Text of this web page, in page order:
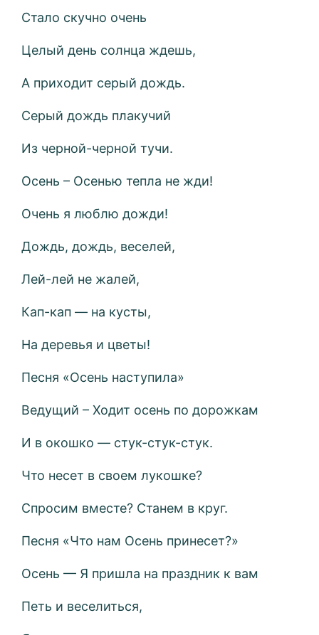
Стало скучно очень
Целый день солнца ждешь,
А приходит серый дождь.
Серый дождь плакучий
Из черной-черной тучи.
Осень – Осенью тепла не жди!
Очень я люблю дожди!
Дождь, дождь, веселей,
Лей-лей не жалей,
Кап-кап — на кусты,
На деревья и цветы!
Песня «Осень наступила»
Ведущий – Ходит осень по дорожкам
И в окошко — стук-стук-стук.
Что несет в своем лукошке?
Спросим вместе? Станем в круг.
Песня «Что нам Осень принесет?»
Осень — Я пришла на праздник к вам
Петь и веселиться,